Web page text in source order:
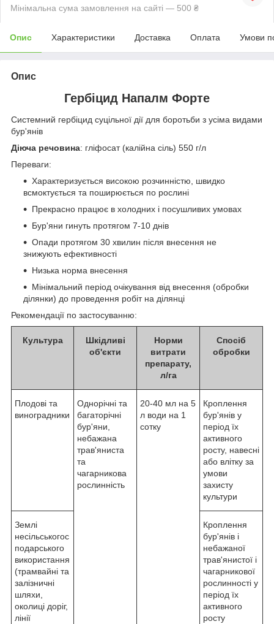
Мінімальна сума замовлення на сайті — 500 ₴
Опис Характеристики Доставка Оплата Умови
Опис
Гербіцид Напалм Форте
Системний гербіцид суцільної дії для боротьби з усіма видами
бур'янів
Діюча речовина: гліфосат (калійна сіль) 550 г/л
Переваги:
Характеризується високою розчинністю, швидко
всмоктується та поширюється по рослині
Прекрасно працює в холодних і посушливих умовах
Бур'яни гинуть протягом 7-10 днів
Опади протягом 30 хвилин після внесення не
знижують ефективності
Низька норма внесення
Мінімальний період очікування від внесення (обробки
ділянки) до проведення робіт на ділянці
Рекомендації по застосуванню:
Культура
Шкідливі
об'єкти
Норми
витрати
препарату,
л/га
Спосіб
обробки
Плодові та
виноградники
Однорічні та
багаторічні
бур'яни,
небажана
трав'яниста
та
чагарникова
рослинність
20-40 мл на 5
л води на 1
сотку
Кроплення
бур'янів у
період їх
активного
росту, навесні
або влітку за
умови
захисту
культури
Землі
несільськогос
подарського
використання
(трамвайні та
залізничні
шляхи,
околиці доріг,
лінії
Кроплення
бур'янів і
небажаної
трав'янистої і
чагарникової
рослинності у
період їх
активного
росту